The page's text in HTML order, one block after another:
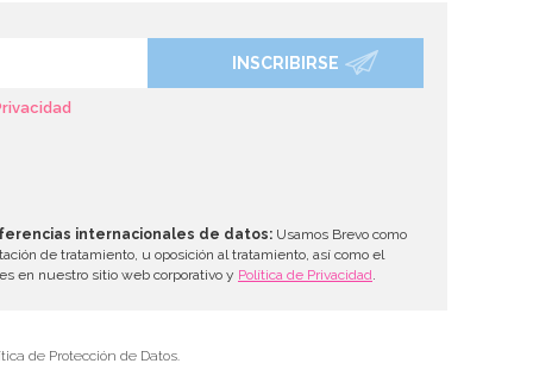
INSCRIBIRSE
internacionales de datos: Usamos Brevo como
de tratamiento, u oposición al tratamiento, así como el
en nuestro sitio web corporativo y Política de Privacidad
de Protección de Datos.